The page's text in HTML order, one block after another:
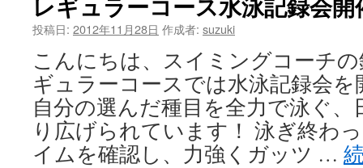
ら
い
た！
投稿日: 2012年11月28日 作成者: suzuki
こんにちは、スイミングコーチ
ギュラーコースでは水泳記録会
自分の選んだ種目を全力で泳ぐ
り広げられています！ 泳ぎ終わ
イムを確認し、力強くガッツ …